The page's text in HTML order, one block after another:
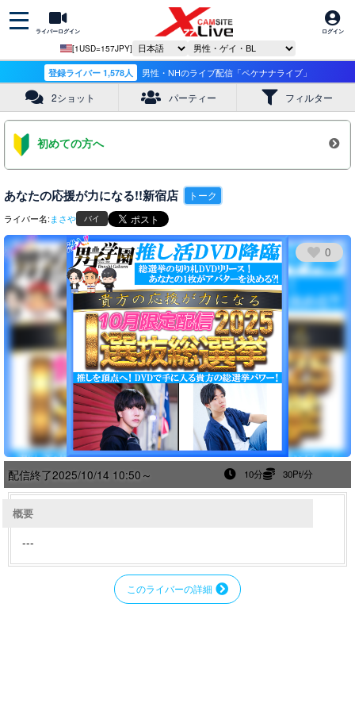
ライバーログイン ログイン
[1USD=157JPY]
登録ライバー 1,578人 男性・NHのライブ配信「ペケナナライブ」
2ショット パーティー フィルター
初めての方へ
あなたの応援が力になる!!新宿店
トーク
ライバー名:まさや バイ
0
配信終了2025/10/14 10:50～ 10分 30Pt/分
概要
---
このライバーの詳細